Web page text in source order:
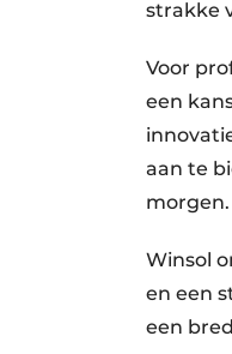
strakke
Voor
een
aan te
morgen.
Winsol
en een
een